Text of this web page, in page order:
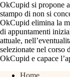
OkCupid si propone
stampo di non si
OkCupid elimina la
di appuntamenti
attuale,
selezionate nel corso
OkCupid e capace